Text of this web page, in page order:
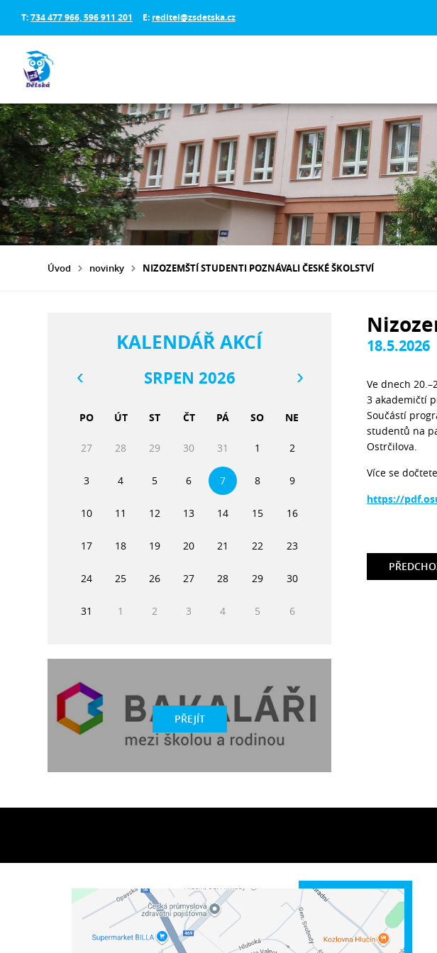
T:734 477 966, 596 911 201 E: reditel@zsdetska.cz
Úvod novinky NIZOZEMŠTÍ STUDENTI POZNÁVALI ČESKÉ ŠKOLSTVÍ
18.5.2026
Ve dnech
3 akademičtí
Součástí
studentů na
Ostrčilova.
Více se
https://
KALENDÁŘ AKCÍ
SRPEN 2026
PO ÚT ST ČT PÁ SO NE
27 28 29 30 31 1 2
3 4 5 6 7 8 9
10 11 12 13 14 15 16
17 18 19 20 21 22 23
24 25 26 27 28 29 30
31 1 2 3 4 5 6
PŘEJÍT